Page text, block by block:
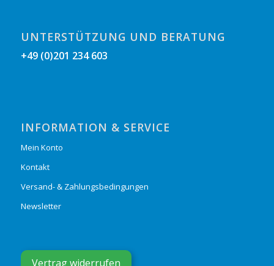
UNTERSTÜTZUNG UND BERATUNG
+49 (0)201 234 603
INFORMATION & SERVICE
Mein Konto
Kontakt
Versand- & Zahlungsbedingungen
Newsletter
Vertrag widerrufen